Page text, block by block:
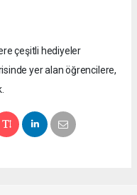
çeşitli hediyeler
yer alan öğrencilere,